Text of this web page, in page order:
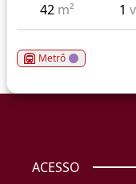
42 m² 1
Metrô
ACESSO